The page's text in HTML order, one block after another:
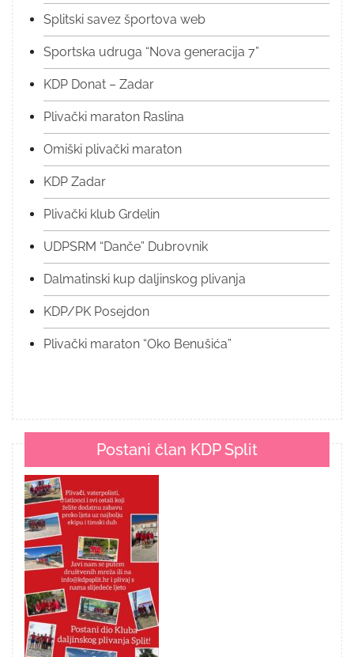
Splitski savez športova web
Sportska udruga “Nova generacija 7”
KDP Donat – Zadar
Plivački maraton Raslina
Omiški plivački maraton
KDP Zadar
Plivački klub Grdelin
UDPSRM “Danče” Dubrovnik
Dalmatinski kup daljinskog plivanja
KDP/PK Posejdon
Plivački maraton “Oko Benušića”
Postani član KDP Split